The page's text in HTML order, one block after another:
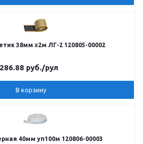
38мм х2м ЛГ-2 120805-00002
286.88 руб./рул
В корзину
40мм уп100м 120806-00003